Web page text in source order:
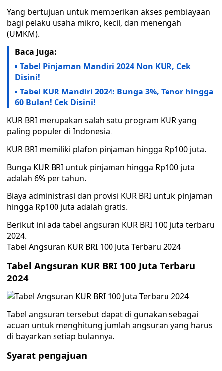
Yang bertujuan untuk memberikan akses pembiayaan
bagi pelaku usaha mikro, kecil, dan menengah
(UMKM).
Baca Juga:
Tabel Pinjaman Mandiri 2024 Non KUR, Cek
Disini!
Tabel KUR Mandiri 2024: Bunga 3%, Tenor hingga
60 Bulan! Cek Disini!
KUR BRI merupakan salah satu program KUR yang
paling populer di Indonesia.
KUR BRI memiliki plafon pinjaman hingga Rp100 juta.
Bunga KUR BRI untuk pinjaman hingga Rp100 juta
adalah 6% per tahun.
Biaya administrasi dan provisi KUR BRI untuk pinjaman
hingga Rp100 juta adalah gratis.
Berikut ini ada tabel angsuran KUR BRI 100 juta terbaru
2024.
Tabel Angsuran KUR BRI 100 Juta Terbaru 2024
Tabel Angsuran KUR BRI 100 Juta Terbaru
2024
Tabel angsuran tersebut dapat di gunakan sebagai
acuan untuk menghitung jumlah angsuran yang harus
di bayarkan setiap bulannya.
Syarat pengajuan